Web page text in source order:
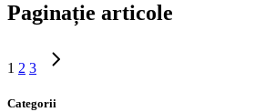
Paginație articole
1 2 3
Categorii